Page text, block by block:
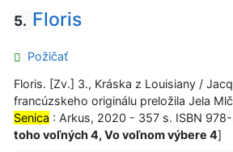
5. Floris
Požičať
Floris. [Zv.] 3., Kráska z Louisiany /
francúzskeho originálu preložila Jela
Senica : Arkus, 2020 - 357 s. ISBN
toho voľných 4, Vo voľnom výbere 4]